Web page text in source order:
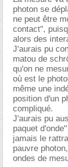
photon se
ne peut être
contact",
alors des
J'aurais pu
matou de
qu'on ne
où est le
même une
position d'un
compliqué.
J'aurais pu
paquet
jamais le
pauvre
ondes de